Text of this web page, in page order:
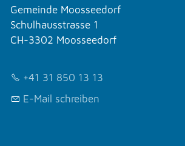
Gemeinde Moosseedorf
Schulhausstrasse 1
CH-3302 Moosseedorf
+41 31 850 13 13
E-Mail schreiben